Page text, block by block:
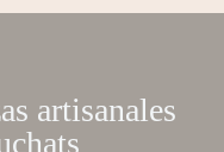
artisanales